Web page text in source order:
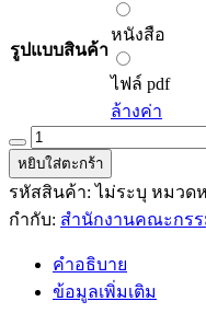
290.00 ฿
รูปแบบสินค้า
หนังสือ
หนังสือ
ไฟล์
pdf
ไฟล์ pdf
ล้างค่า
คู่มือ
สอบ
นัก
วิชาการ
และ
บัญชี
หยิบใส่ตะกร้า
รหัสสินค้า:ไม่ระบุ หมวด
กำกับ: สำนักงานคณะกร
คำอธิบาย
ข้อมูลเพิ่มเติม